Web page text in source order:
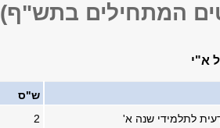
המתחילים בתש"ף)
א"י
ש"ס
לתלמידי שנה א'
2